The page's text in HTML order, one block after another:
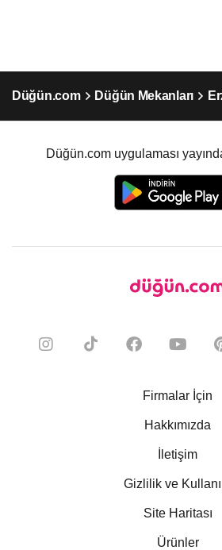
Düğün.com Düğün Mekanları
Düğün.com uygulaması
Firmalar İçin
Hakkımızda
İletişim
Gizlilik ve
Site Haritası
Ürünler